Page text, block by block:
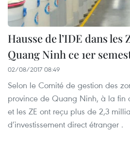
Hausse de l’IDE dans les
Quang Ninh ce 1er
02/08/2017 08:49
Selon le Comité de gestion des
province de Quang Ninh, à la fin
et les ZE ont reçu plus de 2,3
d’investissement direct étranger .